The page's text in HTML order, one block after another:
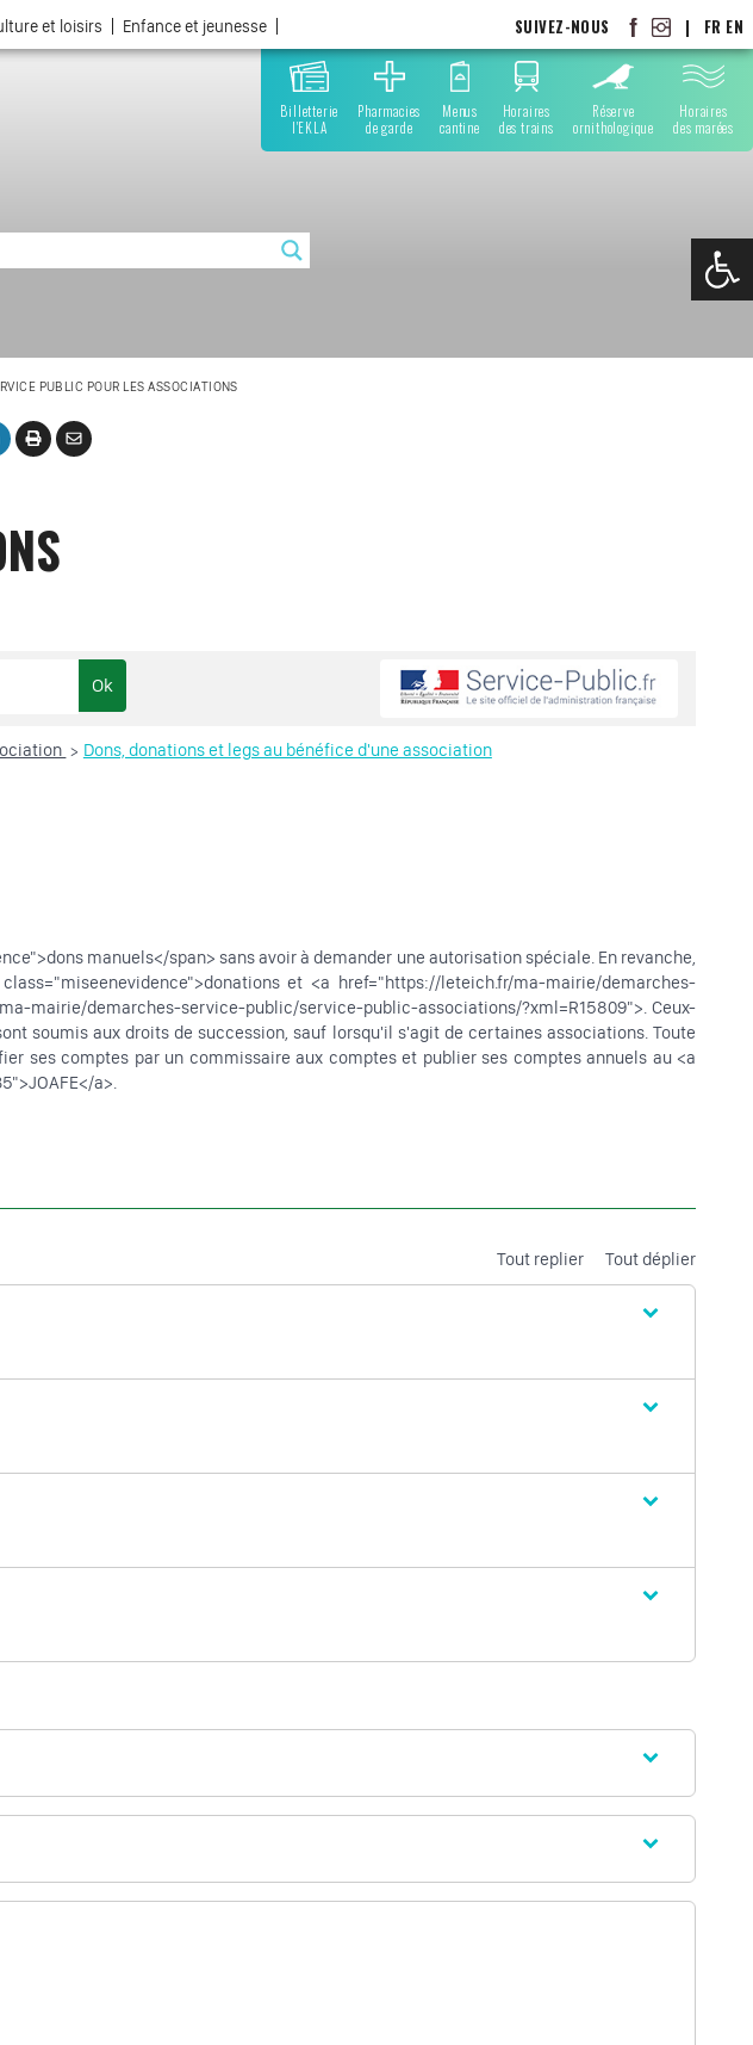
et loisirs Enfance et jeunesse SUIVEZ-NOUS | FR EN
Billetterie
l'EKLA
Pharmacies
de garde
Menus
cantine
Horaires
des trains
Réserve
ornithologique
Horaires
des marées
PUBLIC POUR LES ASSOCIATIONS
> Dons, donations et legs au bénéfice d'une association
manuels</span> sans avoir à demander une autorisation spéciale. En revanche,
et <a href="https://leteich.fr/ma-mairie/demarches-
mairie/demarches-service-public/service-public-associations/?xml=R15809">. Ceux-
soumis aux droits de succession, sauf lorsqu'il s'agit de certaines associations. Toute
ses comptes par un commissaire aux comptes et publier ses comptes annuels au <a
a>.
Tout replier Tout déplier
Ouvrir